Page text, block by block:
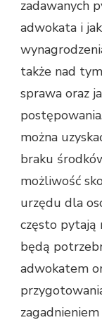
zadawanych
adwokata i
także nad
sprawa oraz
można
braku
możliwość
urzędu dla
często pytają
będą
adwokatem